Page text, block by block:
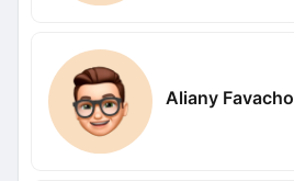
Aliany Favacho